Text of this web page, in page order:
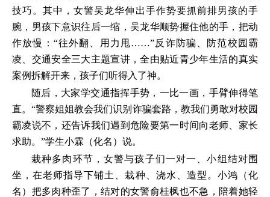
技巧。其中，女警吴龙华伸出手作势要抓前排男孩的手
腕，男孩下意识往后一缩，吴龙华顺势握住他的手，把动
作放慢：“往外翻、用力甩……”反诈防骗、防范校园霸
凌、交通安全三大主题宣讲，全由贴近青少年生活的真实
案例拆解开来，孩子们听得入了神。
随后，大家学交通指挥手势，一比一画，手臂伸得笔
直。“警察姐姐教会我们识别诈骗套路，教我们勇敢对校园
霸凌说不，还告诉我们遇到危险要第一时间向老师、家长
求助。”学生小霖（化名）说。
栽种多肉环节，女警与孩子们一对一、小组结对围
坐，在老师指导下铺土、栽种、浇水、造型。小鸿（化
名）把多肉种歪了，结对的女警俞桂枫也不急，陪着她轻